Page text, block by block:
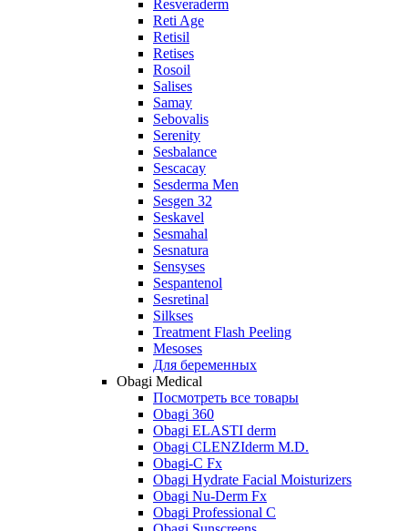
Resveraderm
Reti Age
Retisil
Retises
Rosoil
Salises
Samay
Sebovalis
Serenity
Sesbalance
Sescacay
Sesderma Men
Sesgen 32
Seskavel
Sesmahal
Sesnatura
Sensyses
Sespantenol
Sesretinal
Silkses
Treatment Flash Peeling
Mesoses
Для беременных
Obagi Medical
Посмотреть все товары
Obagi 360
Obagi ELASTI derm
Obagi CLENZIderm M.D.
Obagi-C Fx
Obagi Hydrate Facial Moisturizers
Obagi Nu-Derm Fx
Obagi Professional C